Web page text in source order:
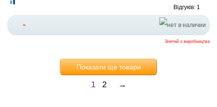
Відгуків: 1
-
Знятий з виробництва
Показати ще товари
1 2 →